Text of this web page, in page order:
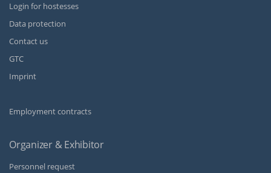
Login for hostesses
Data protection
Contact us
GTC
Imprint
Employment contracts
Organizer & Exhibitor
Personnel request